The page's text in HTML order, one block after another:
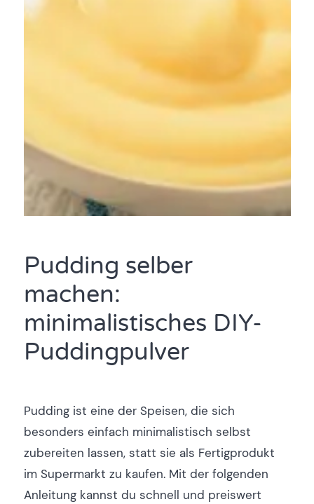
Pudding selber
machen:
minimalistisches DIY-
Puddingpulver
Pudding ist eine der Speisen, die sich
besonders einfach minimalistisch selbst
zubereiten lassen, statt sie als Fertigprodukt
im Supermarkt zu kaufen. Mit der folgenden
Anleitung kannst du schnell und preiswert